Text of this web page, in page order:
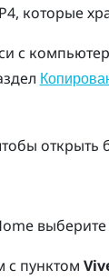
которые
с
открыть
выберите
с пунктом